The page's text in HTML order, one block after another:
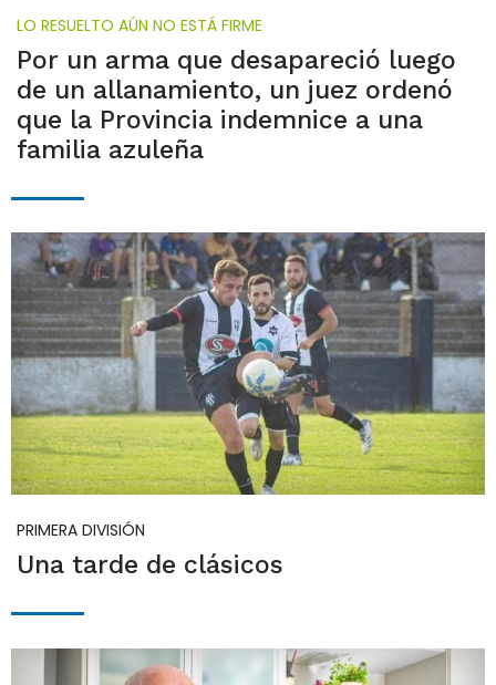
LO RESUELTO AÚN NO ESTÁ FIRME
Por un arma que desapareció luego
de un allanamiento, un juez ordenó
que la Provincia indemnice a una
familia azuleña
PRIMERA DIVISIÓN
Una tarde de clásicos